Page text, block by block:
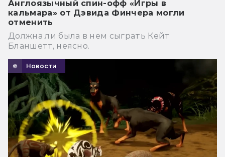
Англоязычный спин-офф «Игры в
кальмара» от Дэвида Финчера могли
отменить
Должна ли была в нем сыграть Кейт
Бланшетт, неясно.
Новости